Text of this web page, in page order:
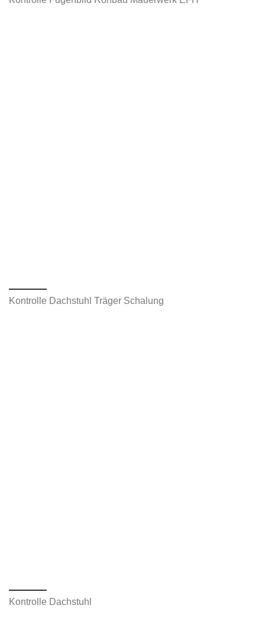
Kontrolle Dachstuhl Träger Schalung
Kontrolle Dachstuhl